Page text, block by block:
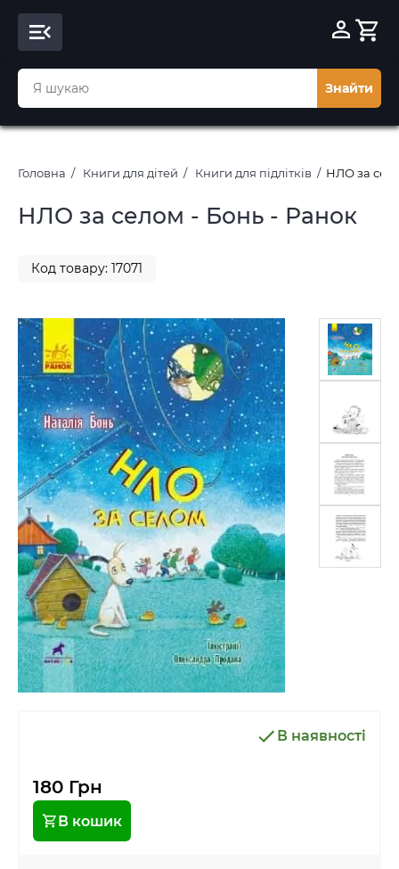
Знайти
Головна Книги для дітей Книги для підлітків НЛО за
НЛО за селом - Бонь - Ранок
Код товару: 17071
В наявності
180 Грн
В кошик